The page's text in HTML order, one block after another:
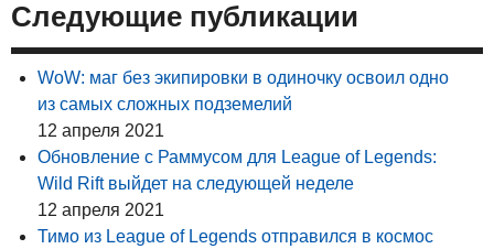
Следующие публикации
WoW: маг без экипировки в одиночку освоил одно
из самых сложных подземелий
12 апреля 2021
Обновление с Раммусом для League of Legends:
Wild Rift выйдет на следующей неделе
12 апреля 2021
Тимо из League of Legends отправился в космос